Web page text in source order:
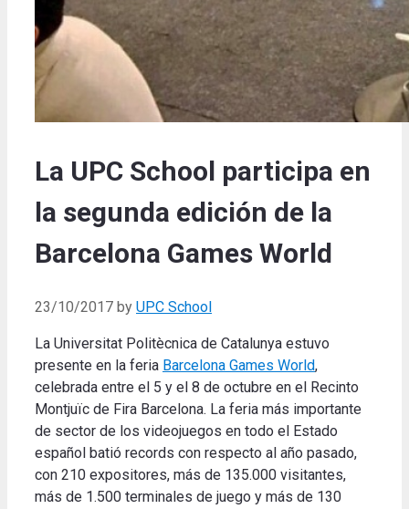
La UPC School participa en
la segunda edición de la
Barcelona Games World
23/10/2017 by UPC School
La Universitat Politècnica de Catalunya estuvo
presente en la feria Barcelona Games World,
celebrada entre el 5 y el 8 de octubre en el Recinto
Montjuïc de Fira Barcelona. La feria más importante
de sector de los videojuegos en todo el Estado
español batió records con respecto al año pasado,
con 210 expositores, más de 135.000 visitantes,
más de 1.500 terminales de juego y más de 130